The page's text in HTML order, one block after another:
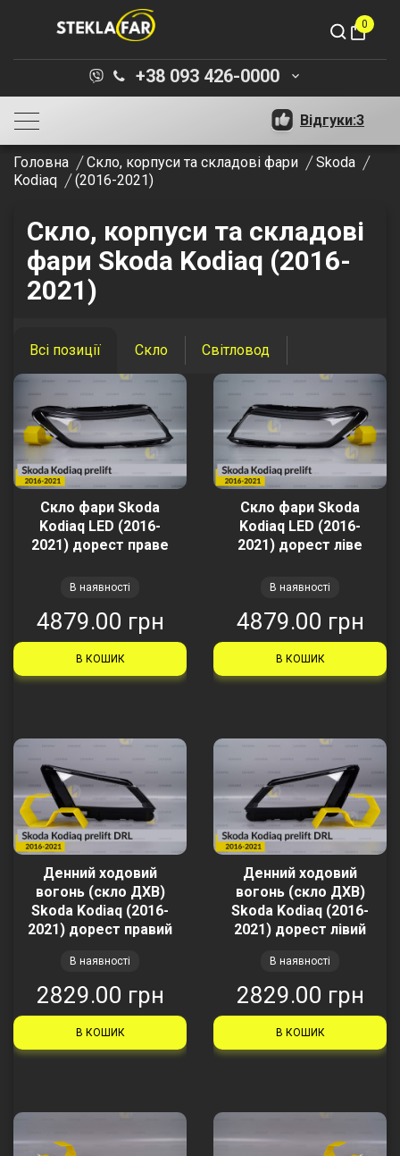
shopping_bag
0
+38 093 426-0000 keyboard_arrow_down
Відгуки:3
Головна Скло, корпуси та складові фари
Skoda
Kodiaq
(2016-2021)
Скло, корпуси та складові
фари Skoda Kodiaq (2016-
2021)
Всі позиції Скло Світловод
Скло фари Skoda
Kodiaq LED (2016-
2021) дорест праве
В наявності
4879.00 грн
В КОШИК
Скло фари Skoda
Kodiaq LED (2016-
2021) дорест ліве
В наявності
4879.00 грн
В КОШИК
Денний ходовий
вогонь (скло ДХВ)
Skoda Kodiaq (2016-
2021) дорест правий
В наявності
2829.00 грн
В КОШИК
Денний ходовий
вогонь (скло ДХВ)
Skoda Kodiaq (2016-
2021) дорест лівий
В наявності
2829.00 грн
В КОШИК